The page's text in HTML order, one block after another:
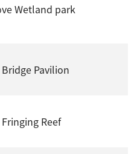
Wetland park
Pavilion
Reef